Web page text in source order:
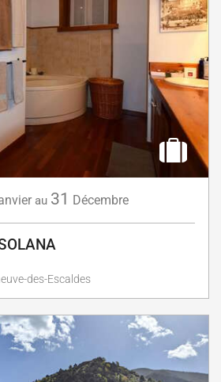
au 31 Décembre
des-Escaldes